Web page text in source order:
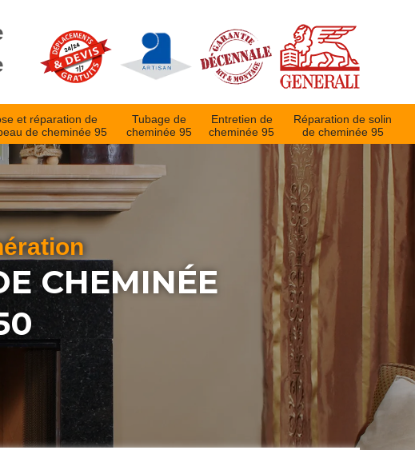
et réparation de
de cheminée 95
Tubage de
cheminée 95
Entretien de
cheminée 95
Réparation de solin
de cheminée 95
CHEMINÉE